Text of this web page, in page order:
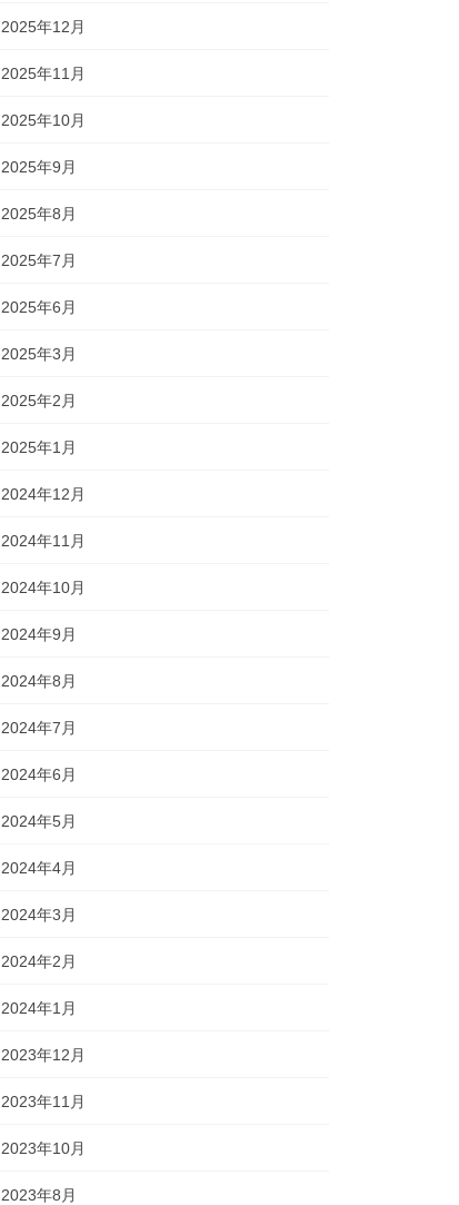
2025年12月
2025年11月
2025年10月
2025年9月
2025年8月
2025年7月
2025年6月
2025年3月
2025年2月
2025年1月
2024年12月
2024年11月
2024年10月
2024年9月
2024年8月
2024年7月
2024年6月
2024年5月
2024年4月
2024年3月
2024年2月
2024年1月
2023年12月
2023年11月
2023年10月
2023年8月